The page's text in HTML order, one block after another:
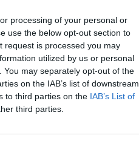
processing of your personal or
use the below opt-out section to
request is processed you may
utilized by us or personal
may separately opt-out of the
on the IAB’s list of downstream
to third parties on the IAB’s List of
third parties.